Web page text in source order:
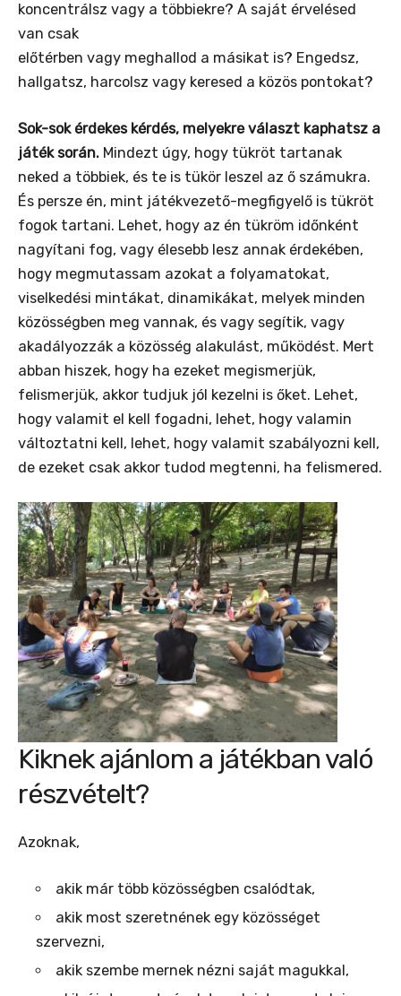
koncentrálsz vagy a többiekre? A saját érvelésed
van csak
előtérben vagy meghallod a másikat is? Engedsz,
hallgatsz, harcolsz vagy keresed a közös pontokat?
Sok-sok érdekes kérdés, melyekre választ kaphatsz a
játék során. Mindezt úgy, hogy tükröt tartanak
neked a többiek, és te is tükör leszel az ő számukra.
És persze én, mint játékvezető-megfigyelő is tükröt
fogok tartani. Lehet, hogy az én tükröm időnként
nagyítani fog, vagy élesebb lesz annak érdekében,
hogy megmutassam azokat a folyamatokat,
viselkedési mintákat, dinamikákat, melyek minden
közösségben meg vannak, és vagy segítik, vagy
akadályozzák a közösség alakulást, működést. Mert
abban hiszek, hogy ha ezeket megismerjük,
felismerjük, akkor tudjuk jól kezelni is őket. Lehet,
hogy valamit el kell fogadni, lehet, hogy valamin
változtatni kell, lehet, hogy valamit szabályozni kell,
de ezeket csak akkor tudod megtenni, ha felismered.
Kiknek ajánlom a játékban való
részvételt?
Azoknak,
akik már több közösségben csalódtak,
akik most szeretnének egy közösséget
szervezni,
akik szembe mernek nézni saját magukkal,